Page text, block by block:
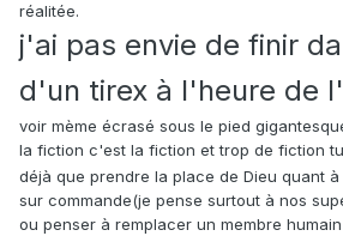
réalitée.
j'ai pas envie de finir
d'un tirex à l'heure de
voir mème écrasé sous le pied
la fiction c'est la fiction et trop de fiction
déjà que prendre la place de Dieu quant
sur commande(je pense surtout à nos
ou penser à remplacer un membre